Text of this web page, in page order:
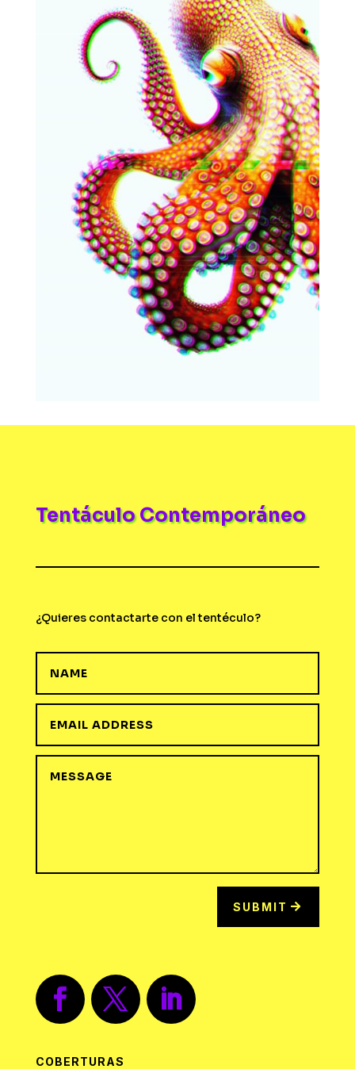
Tentáculo Contemporáneo
¿Quieres contactarte con el tentéculo?
SUBMIT
COBERTURAS